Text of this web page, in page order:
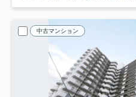
中古マンション